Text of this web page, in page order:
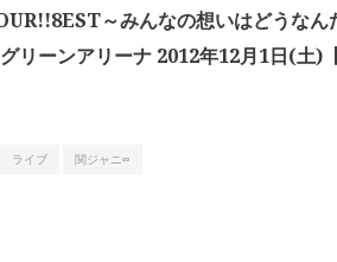
～みんなの想いはどうなん
リーンアリーナ 2012年12月1日(土)【
ライブ 関ジャニ∞